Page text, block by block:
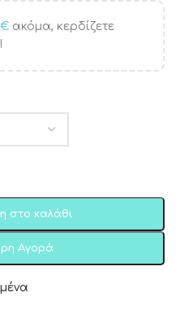
€ ακόμα, κερδίζετε
στο καλάθι
Αγορά